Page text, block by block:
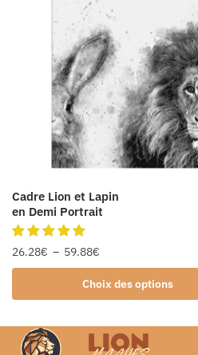
Cadre Lion et Lapin
en Demi Portrait
26.28€ – 59.88€
Choix des options